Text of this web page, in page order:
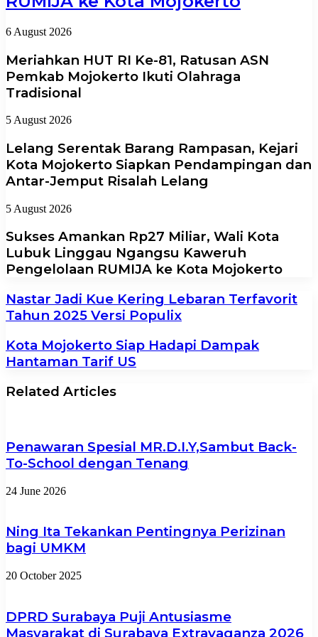
6 August 2026
Meriahkan HUT RI Ke-81, Ratusan ASN
Pemkab Mojokerto Ikuti Olahraga
Tradisional
5 August 2026
Lelang Serentak Barang Rampasan, Kejari
Kota Mojokerto Siapkan Pendampingan dan
Antar-Jemput Risalah Lelang
5 August 2026
Sukses Amankan Rp27 Miliar, Wali Kota
Lubuk Linggau Ngangsu Kaweruh
Pengelolaan RUMIJA ke Kota Mojokerto
Nastar Jadi Kue Kering Lebaran Terfavorit
Tahun 2025 Versi Populix
Kota Mojokerto Siap Hadapi Dampak
Hantaman Tarif US
Related Articles
Penawaran Spesial MR.D.I.Y,Sambut Back-
To-School dengan Tenang
24 June 2026
Ning Ita Tekankan Pentingnya Perizinan
bagi UMKM
20 October 2025
DPRD Surabaya Puji Antusiasme
Masyarakat di Surabaya Extravaganza 2026